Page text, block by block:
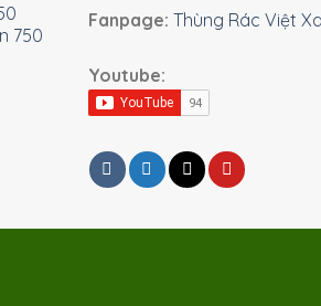
750
Fanpage: Thùng Rác Việt
Youtube: